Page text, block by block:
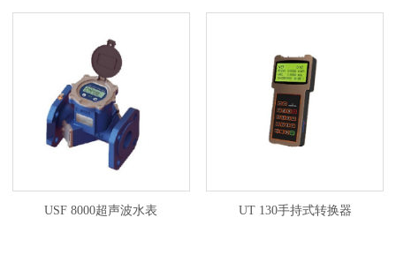
USF 8000超声波水表 UT 130手持式转换器